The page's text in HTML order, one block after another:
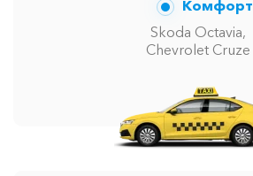
Комфорт
Skoda Octavia,
Chevrolet Cruze